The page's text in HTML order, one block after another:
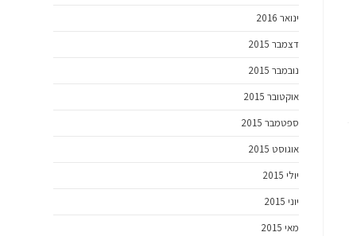
ינואר 2016
דצמבר 2015
נובמבר 2015
אוקטובר 2015
ספטמבר 2015
אוגוסט 2015
יולי 2015
יוני 2015
מאי 2015